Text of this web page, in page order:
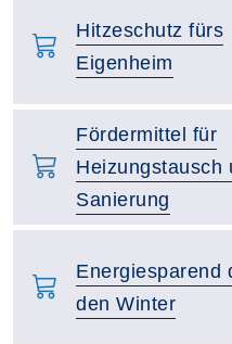
Hitzeschutz fürs
Eigenheim
Fördermittel für
Heizungstausch
Sanierung
Energiesparend
den Winter